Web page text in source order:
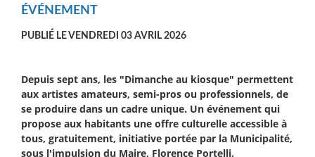
ÉVÉNEMENT
PUBLIÉ LE VENDREDI 03 AVRIL 2026
Depuis sept ans, les "Dimanche au kiosque" permettent
aux artistes amateurs, semi-pros ou professionnels, de
se produire dans un cadre unique. Un événement qui
propose aux habitants une offre culturelle accessible à
tous, gratuitement, initiative portée par la Municipalité,
sous l'impulsion du Maire, Florence Portelli.